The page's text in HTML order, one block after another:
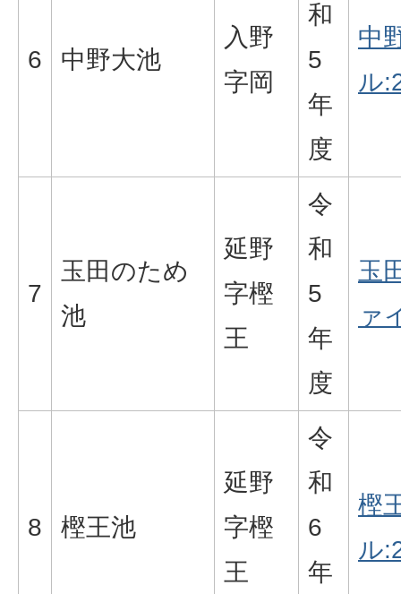
6 中野大池
入野
字岡
和
5
年
度
中
ル
7
玉田のため
池
延野
字樫
王
令
和
5
年
度
玉
ァ
8 樫王池
延野
字樫
王
令
和
6
年
樫
ル